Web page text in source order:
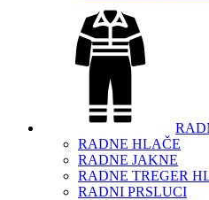
RADNE HLAČE
RADNE JAKNE
RADNE TREGER
RADNI PRSLUCI